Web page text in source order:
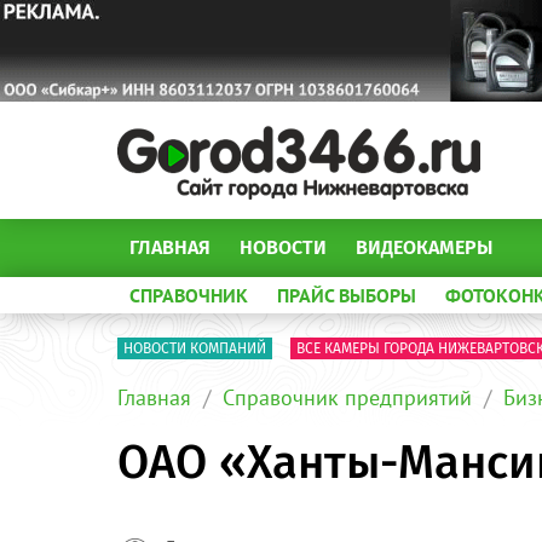
ГЛАВНАЯ НОВОСТИ ВИДЕОКАМЕРЫ
СПРАВОЧНИК ПРАЙС ВЫБОРЫ
НОВОСТИ КОМПАНИЙ ВСЕ КАМЕРЫ ГОРОДА
Главная Справочник предприятий
ОАО «Ханты-